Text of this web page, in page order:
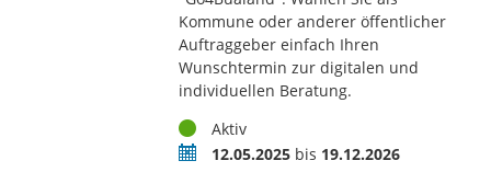
Kommune oder anderer öffentlicher
Auftraggeber einfach Ihren
Wunschtermin zur digitalen und
individuellen Beratung.
StatusAktiv
Zeitraum12.05.2025bis 19.12.2026